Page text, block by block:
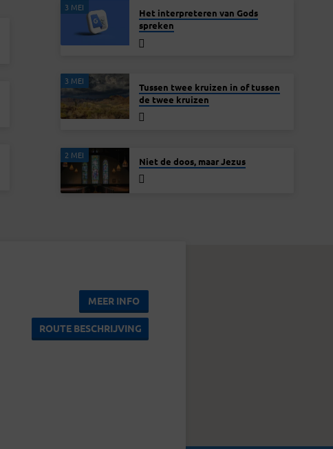
3 MEI
Het interpreteren van Gods
spreken
3 MEI
Tussen twee kruizen in of tussen
de twee kruizen
2 MEI
Niet de doos, maar Jezus
MEER INFO
ROUTE BESCHRIJVING